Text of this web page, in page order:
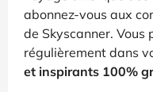
abonnez-vous aux
de Skyscanner. Vous
régulièrement dans
et inspirants 100%